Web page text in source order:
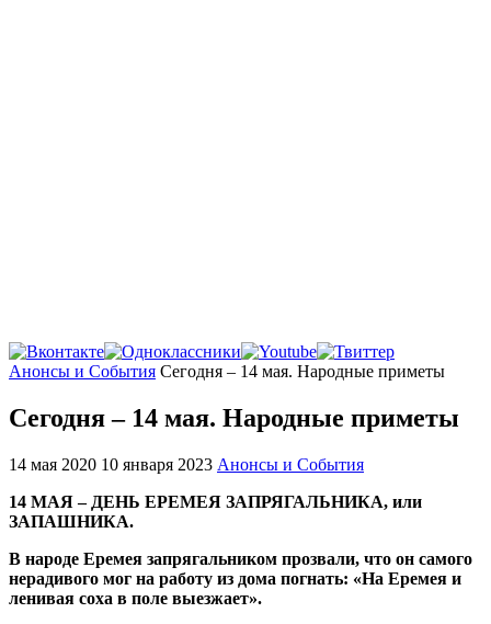
Главная
Анонсы и События Сегодня – 14 мая. Народные приметы
Сегодня – 14 мая. Народные приметы
14 мая 2020 10 января 2023 Анонсы и События
14 МАЯ – ДЕНЬ ЕРЕМЕЯ ЗАПРЯГАЛЬНИКА, или
ЗАПАШНИКА.
В народе Еремея запрягальником прозвали, что он самого
нерадивого мог на работу из дома погнать: «На Еремея и
ленивая соха в поле выезжает».